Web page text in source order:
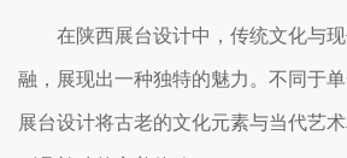
在陕西展台设计中，传统文化与
融，展现出一种独特的魅力。不同于
展台设计将古老的文化元素与当代艺